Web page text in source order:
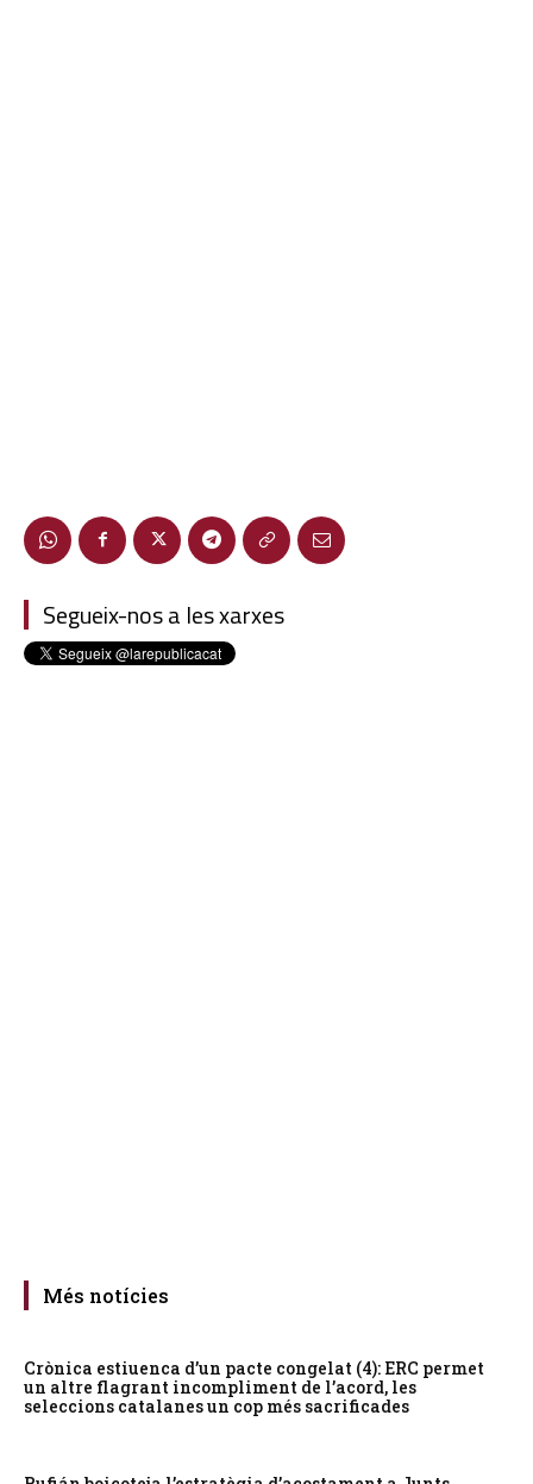
Segueix-nos a les xarxes
Més notícies
Crònica estiuenca d’un pacte congelat (4): ERC permet
un altre flagrant incompliment de l’acord, les
seleccions catalanes un cop més sacrificades